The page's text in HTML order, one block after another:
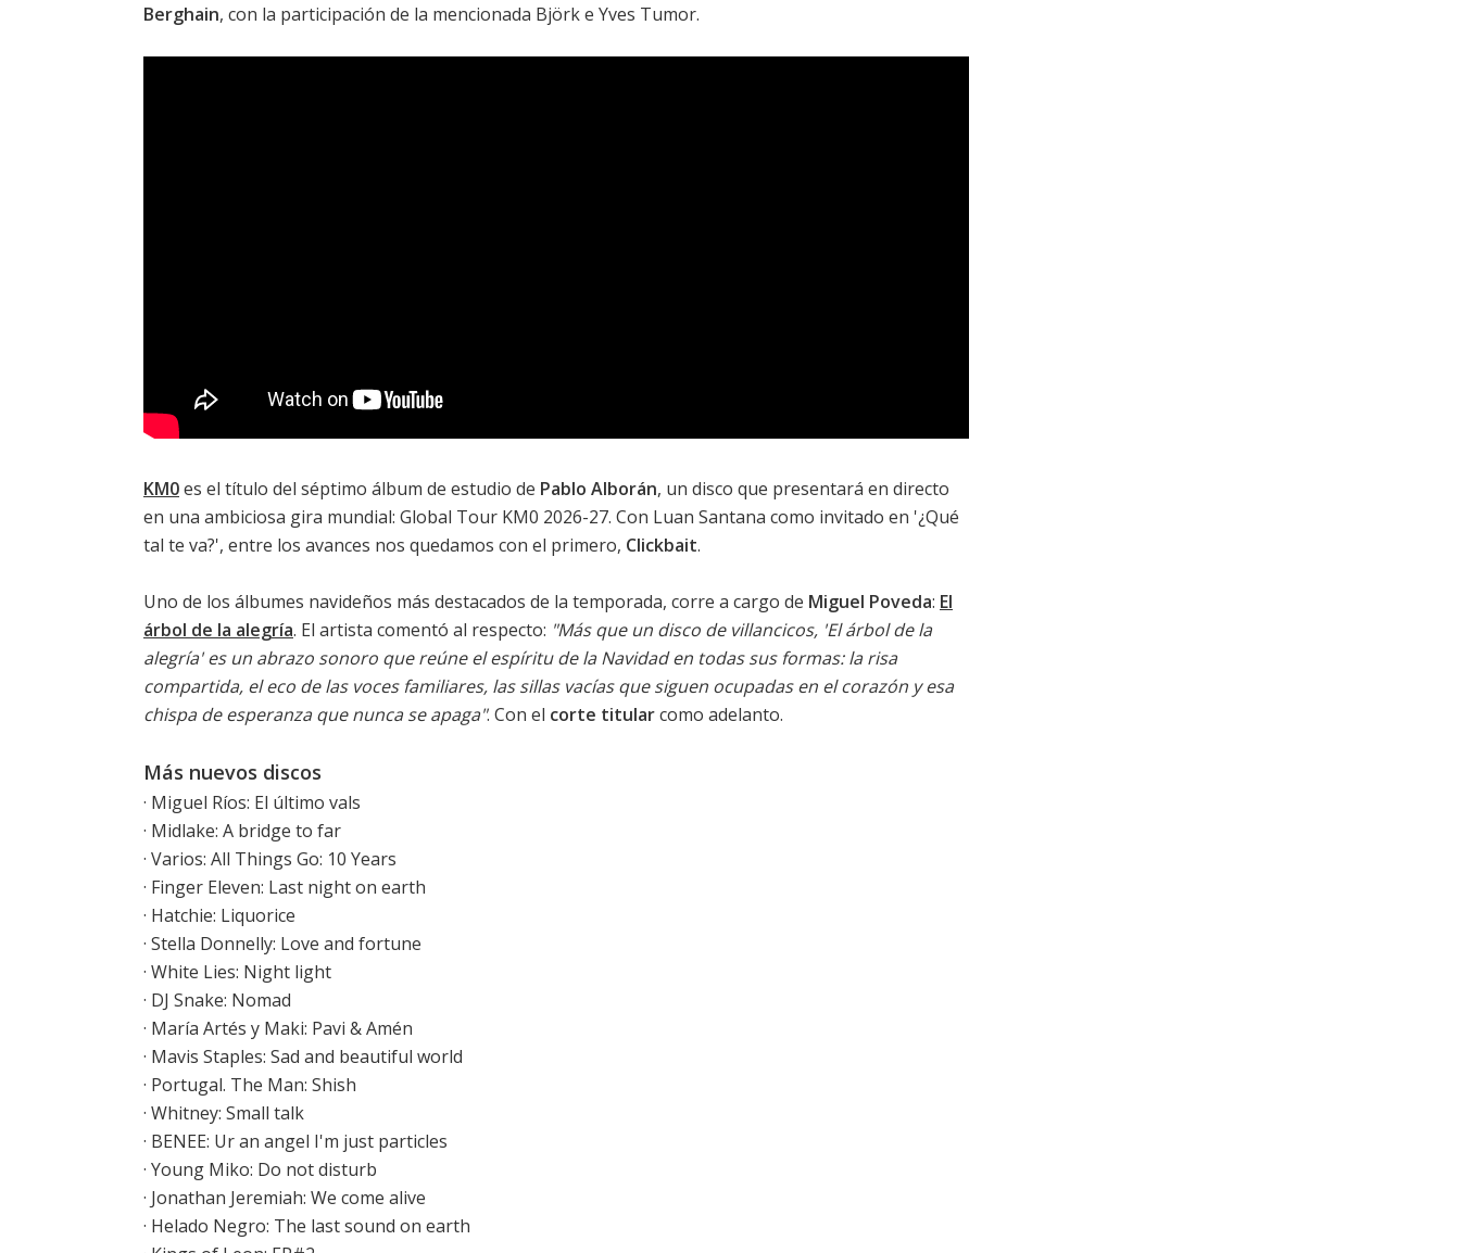
Berghain, con la participación de la mencionada Björk e Yves Tumor.
KM0es el título del séptimo álbum de estudio de Pablo Alborán, un disco que presentará en directo
en una ambiciosa gira mundial: Global Tour KM0 2026-27. Con Luan Santana como invitado en '¿Qué
tal te va?', entre los avances nos quedamos con el primero, Clickbait.
Uno de los álbumes navideños más destacados de la temporada, corre a cargo de Miguel Poveda: El
árbol de la alegría. El artista comentó al respecto: "Más que un disco de villancicos, 'El árbol de la
alegría' es un abrazo sonoro que reúne el espíritu de la Navidad en todas sus formas: la risa
compartida, el eco de las voces familiares, las sillas vacías que siguen ocupadas en el corazón y esa
chispa de esperanza que nunca se apaga". Con el corte titularcomo adelanto.
Más nuevos discos
· Miguel Ríos: El último vals
· Midlake: A bridge to far
· Varios: All Things Go: 10 Years
· Finger Eleven: Last night on earth
· Hatchie: Liquorice
· Stella Donnelly: Love and fortune
· White Lies: Night light
· DJ Snake: Nomad
· María Artés y Maki: Pavi & Amén
· Mavis Staples: Sad and beautiful world
· Portugal. The Man: Shish
· Whitney: Small talk
· BENEE: Ur an angel I'm just particles
· Young Miko: Do not disturb
· Jonathan Jeremiah: We come alive
· Helado Negro: The last sound on earth